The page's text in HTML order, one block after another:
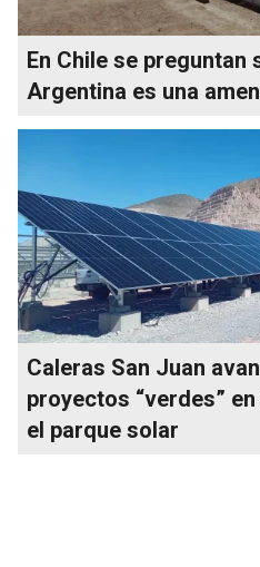
En Chile se preguntan
Argentina es una
Caleras San Juan
proyectos “verdes”
el parque solar